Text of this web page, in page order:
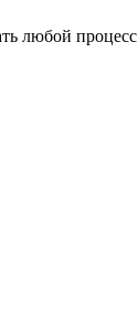
любой процесс